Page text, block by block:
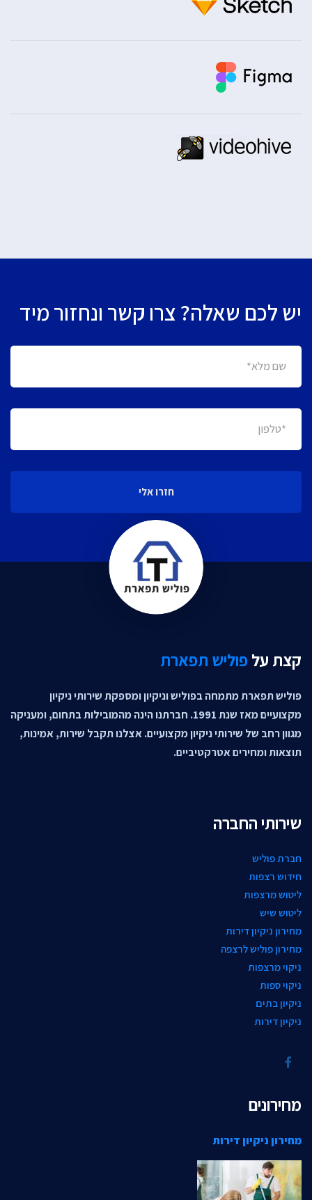
יש לכם שאלה? צרו קשר ונחזור מיד
חזרו אלי
קצת על פוליש תפארת
פוליש תפארת מתמחה בפוליש וניקיון ומספקת שירותי ניקיון
מקצועיים מאז שנת 1991. חברתנו הינה מהמובילות בתחום, ומעניקה
מגוון רחב של שירותי ניקיון מקצועיים. אצלנו תקבל שירות, אמינות,
תוצאות ומחירים אטרקטיביים.
שירותי החברה
חברת פוליש
חידוש רצפות
ליטוש מרצפות
ליטוש שיש
מחירון ניקיון דירות
מחירון פוליש לרצפה
ניקוי מרצפות
ניקוי ספות
ניקיון בתים
ניקיון דירות
מחירונים
מחירון ניקיון דירות